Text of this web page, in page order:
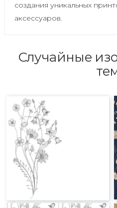
создания уникальных
аксессуаров.
Случайные